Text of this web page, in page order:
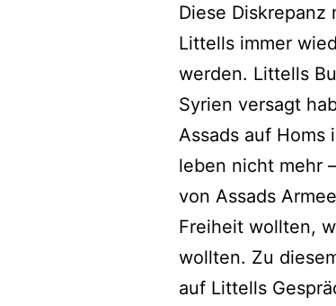
Diese
Littells immer
werden. Littells
Syrien versagt
Assads auf Homs
leben nicht mehr
von Assads
Freiheit wollten,
wollten. Zu
auf Littells